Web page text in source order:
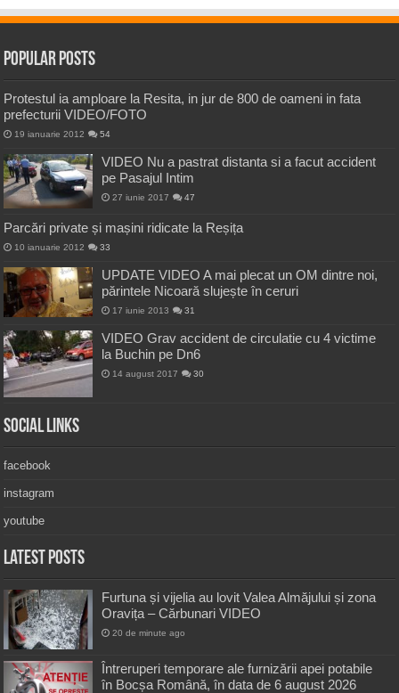
Popular Posts
Protestul ia amploare la Resita, in jur de 800 de oameni in fata
prefecturii VIDEO/FOTO
19 ianuarie 2012 54
VIDEO Nu a pastrat distanta si a facut accident
pe Pasajul Intim
27 iunie 2017 47
Parcări private și mașini ridicate la Reșița
10 ianuarie 2012 33
UPDATE VIDEO A mai plecat un OM dintre noi,
părintele Nicoară slujește în ceruri
17 iunie 2013 31
VIDEO Grav accident de circulatie cu 4 victime
la Buchin pe Dn6
14 august 2017 30
Social Links
facebook
instagram
youtube
Latest Posts
Furtuna și vijelia au lovit Valea Almăjului și zona
Oravița – Cărbunari VIDEO
20 de minute ago
Întreruperi temporare ale furnizării apei potabile
în Bocșa Română, în data de 6 august 2026